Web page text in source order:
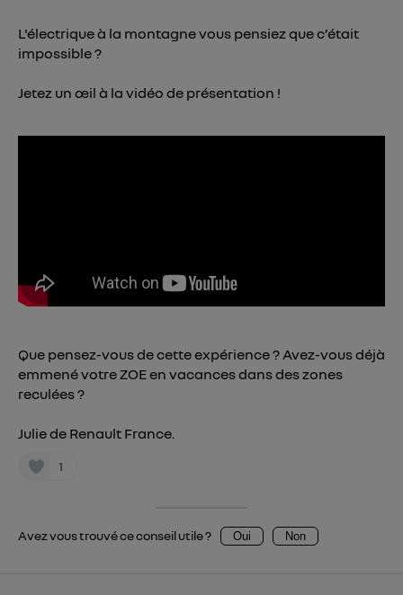
L'électrique à la montagne vous pensiez que c’était
impossible ?
Jetez un œil à la vidéo de présentation !
Que pensez-vous de cette expérience ? Avez-vous déjà
emmené votre ZOE en vacances dans des zones
reculées ?
Julie de Renault France.
1
Avez vous trouvé ce conseil utile ? Oui Non
consentement surle portail d’Utiq("
") ou via la page « gérer Utiq » en bas de ce site.
Politique d'information sur les données